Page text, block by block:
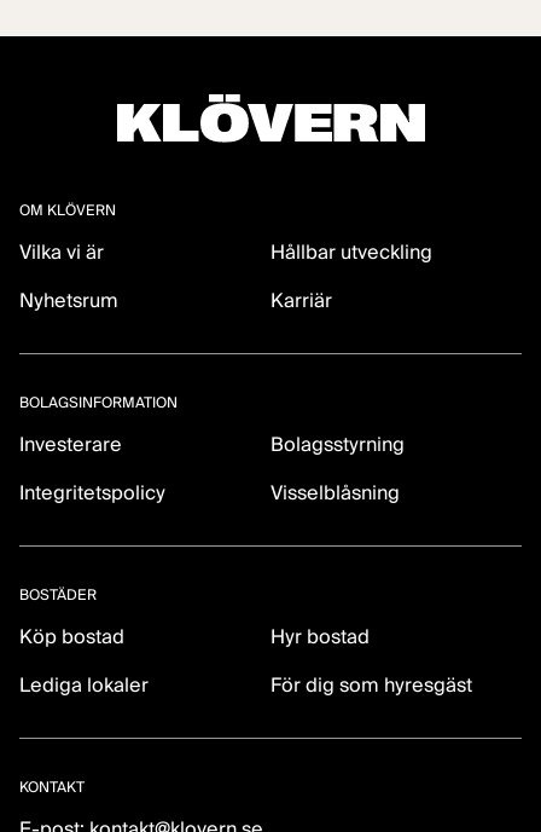
OM KLÖVERN
Vilka vi är
Hållbar utveckling
Nyhetsrum
Karriär
BOLAGSINFORMATION
Investerare
Bolagsstyrning
Integritetspolicy
Visselblåsning
BOSTÄDER
Köp bostad
Hyr bostad
Lediga lokaler
För dig som hyresgäst
KONTAKT